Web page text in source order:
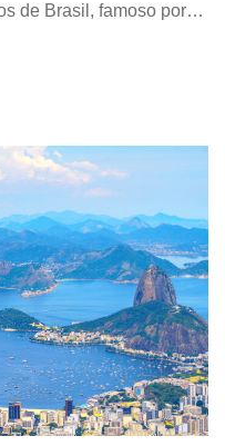
de Brasil, famoso por
y cultura
y 7 noches desde
y disfruta […]